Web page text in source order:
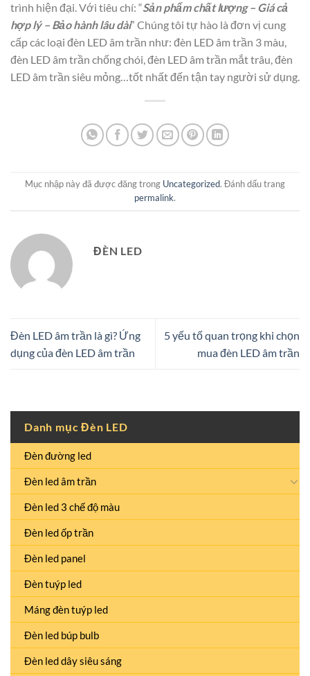
trình hiện đại. Với tiêu chí: “Sản phẩm chất lượng – Giá cả
hợp lý – Bảo hành lâu dài” Chúng tôi tự hào là đơn vị cung
cấp các loại đèn LED âm trần như: đèn LED âm trần 3 màu,
đèn LED âm trần chống chói, đèn LED âm trần mắt trâu, đèn
LED âm trần siêu mỏng…tốt nhất đến tận tay người sử dụng.
Mục nhập này đã được đăng trong Uncategorized. Đánh dấu trang
permalink.
ĐÈN LED
Đèn LED âm trần là gì? Ứng
dụng của đèn LED âm trần
5 yếu tố quan trọng khi chọn
mua đèn LED âm trần
Danh mục Đèn LED
Đèn đường led
Đèn led âm trần
Đèn led 3 chế độ màu
Đèn led ốp trần
Đèn led panel
Đèn tuýp led
Máng đèn tuýp led
Đèn led búp bulb
Đèn led dây siêu sáng